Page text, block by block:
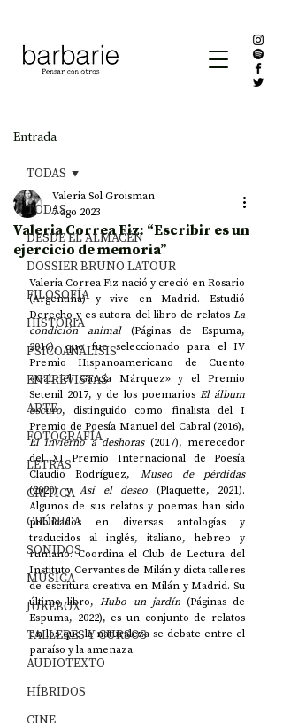
Entrada
TODAS
DESDE EL ALMACÉN
DOSSIER BRUNO LATOUR
FILOSOFÍA
HISTORIA
PSICOANÁLISIS
ENTREVISTAS
ARTE
FOTOGRAFÍA
LETRAS
CRÍTICA
CRÓNICA
SONIDOS
MÚSICA
JUKEBOX
TALLERES Y CURSOS
AUDIOTEXTO
HÍBRIDOS
CINE
TODAS
Valeria Correa Fiz: “Escribir es un
ejercicio de memoria”
Valeria Sol Groisman
7 ago 2023
Valeria Correa Fiz nació y creció en Rosario
(Argentina) y vive en Madrid. Estudió
Derecho y es autora del libro de relatos La
condición animal (Páginas de Espuma,
2016), que fue seleccionado para el IV
Premio Hispanoamericano de Cuento
«Gabriel García Márquez» y el Premio
Setenil 2017, y de los poemarios El álbum
oscuro, distinguido como finalista del I
El invierno a deshoras (2017), merecedor
del XI Premio Internacional de Poesía
Claudio Rodríguez, Museo de pérdidas
(2020) y Así el deseo (Plaquette, 2021).
Algunos de sus relatos y poemas han sido
publicados en diversas antologías y
traducidos al inglés, italiano, hebreo y
rumano. Coordina el Club de Lectura del
Instituto Cervantes de Milán y dicta talleres
de escritura creativa en Milán y Madrid. Su
último libro, Hubo un jardín (Páginas de
Espuma, 2022), es un conjunto de relatos
en los que la naturaleza se debate entre el
paraíso y la amenaza.